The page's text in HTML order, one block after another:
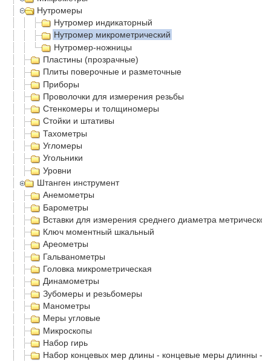
Нутромеры
Нутромер индикаторный
Нутромер микрометрический
Нутромер-ножницы
Пластины (прозрачные)
Плиты поверочные и разметочные
Приборы
Проволочки для измерения резьбы
Стенкомеры и толщиномеры
Стойки и штативы
Тахометры
Угломеры
Угольники
Уровни
Штанген инструмент
Анемометры
Барометры
Вставки для измерения среднего диаметра
Ключ моментный шкальный
Ареометры
Гальванометры
Головка микрометрическая
Динамометры
Зубомеры и резьбомеры
Манометры
Меры угловые
Микроскопы
Набор гирь
Набор концевых мер длины - концевые меры длинны -